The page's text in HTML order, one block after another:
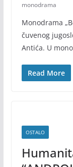
monodrama
Monodrama
čuvenog
Antića. U
Read More
OSTALO